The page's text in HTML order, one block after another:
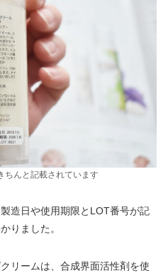
ちんと記載されています
造日や使用期限とLOT番号が記
りました。
リームは、合成界面活性剤を使